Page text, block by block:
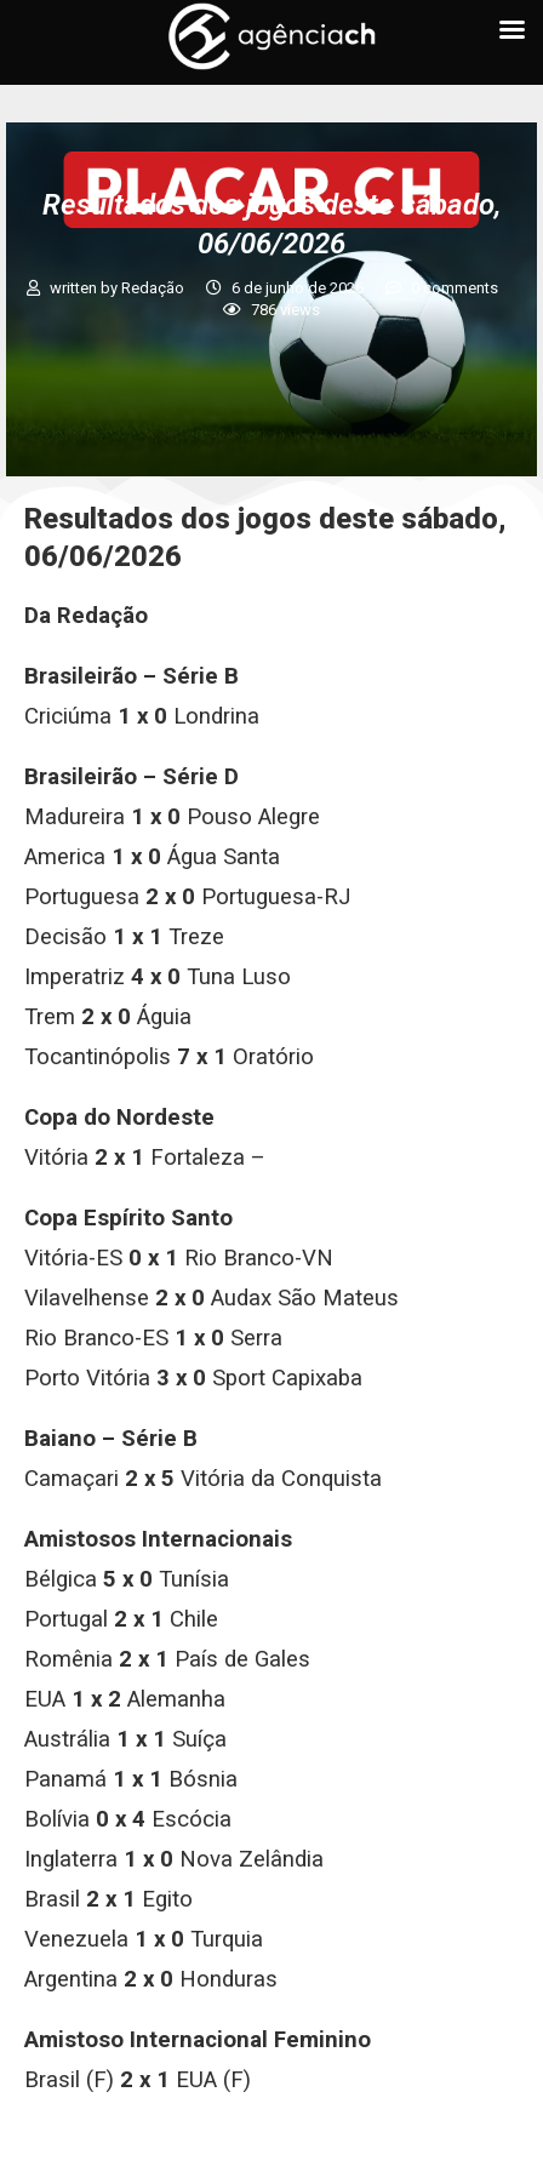
Resultados dos jogos deste sábado,
06/06/2026
written by Redação 6 de junho de 2026
0 comments
786views
Resultados dos jogos deste sábado,
06/06/2026
Da Redação
Brasileirão – Série B
Criciúma 1 x 0 Londrina
Brasileirão – Série D
Madureira 1 x 0 Pouso Alegre
America 1 x 0 Água Santa
Portuguesa 2 x 0 Portuguesa-RJ
Decisão 1 x 1 Treze
Imperatriz 4 x 0 Tuna Luso
Trem 2 x 0 Águia
Tocantinópolis 7 x 1 Oratório
Copa do Nordeste
Vitória 2 x 1 Fortaleza –
Copa Espírito Santo
Vitória-ES 0 x 1 Rio Branco-VN
Vilavelhense 2 x 0 Audax São Mateus
Rio Branco-ES 1 x 0 Serra
Porto Vitória 3 x 0 Sport Capixaba
Baiano – Série B
Camaçari 2 x 5 Vitória da Conquista
Amistosos Internacionais
Bélgica 5 x 0 Tunísia
Portugal 2 x 1 Chile
Romênia 2 x 1 País de Gales
EUA 1 x 2 Alemanha
Austrália 1 x 1 Suíça
Panamá 1 x 1 Bósnia
Bolívia 0 x 4 Escócia
Inglaterra 1 x 0 Nova Zelândia
Brasil 2 x 1 Egito
Venezuela 1 x 0 Turquia
Argentina 2 x 0 Honduras
Amistoso Internacional Feminino
Brasil (F) 2 x 1 EUA (F)